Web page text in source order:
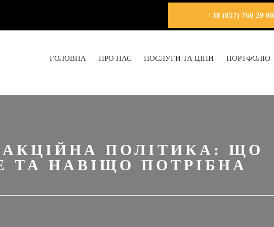
+38 (057) 760 29 88
ГОЛОВНА ПРО НАС ПОСЛУГИ ТА ЦІНИ ПОРТФОЛІО
ПОЛІТИКА: ЩО
ТА НАВІЩО ПОТРІБНА